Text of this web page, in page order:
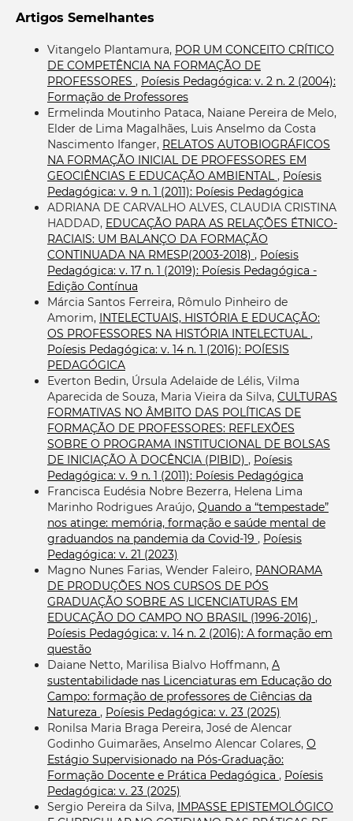
Artigos Semelhantes
Vitangelo Plantamura, POR UM CONCEITO CRÍTICO
DE COMPETÊNCIA NA FORMAÇÃO DE
PROFESSORES , Poíesis Pedagógica: v. 2 n. 2 (2004):
Formação de Professores
Ermelinda Moutinho Pataca, Naiane Pereira de Melo,
Elder de Lima Magalhães, Luis Anselmo da Costa
Nascimento Ifanger, RELATOS AUTOBIOGRÁFICOS
NA FORMAÇÃO INICIAL DE PROFESSORES EM
GEOCIÊNCIAS E EDUCAÇÃO AMBIENTAL, Poíesis
Pedagógica: v. 9 n. 1 (2011): Poíesis Pedagógica
ADRIANA DE CARVALHO ALVES, CLAUDIA CRISTINA
HADDAD, EDUCAÇÃO PARA AS RELAÇÕES ÉTNICO-
RACIAIS: UM BALANÇO DA FORMAÇÃO
CONTINUADA NA RMESP(2003-2018) , Poíesis
Pedagógica: v. 17 n. 1 (2019): Poíesis Pedagógica -
Edição Contínua
Márcia Santos Ferreira, Rômulo Pinheiro de
Amorim, INTELECTUAIS, HISTÓRIA E EDUCAÇÃO:
OS PROFESSORES NA HISTÓRIA INTELECTUAL,
Poíesis Pedagógica: v. 14 n. 1 (2016): POÍESIS
PEDAGÓGICA
Everton Bedin, Úrsula Adelaide de Lélis, Vilma
Aparecida de Souza, Maria Vieira da Silva, CULTURAS
FORMATIVAS NO ÂMBITO DAS POLÍTICAS DE
FORMAÇÃO DE PROFESSORES: REFLEXÕES
SOBRE O PROGRAMA INSTITUCIONAL DE BOLSAS
DE INICIAÇÃO À DOCÊNCIA (PIBID) , Poíesis
Pedagógica: v. 9 n. 1 (2011): Poíesis Pedagógica
Francisca Eudésia Nobre Bezerra, Helena Lima
Marinho Rodrigues Araújo, Quando a “tempestade”
nos atinge: memória, formação e saúde mental de
graduandos na pandemia da Covid-19 , Poíesis
Pedagógica: v. 21 (2023)
Magno Nunes Farias, Wender Faleiro, PANORAMA
DE PRODUÇÕES NOS CURSOS DE PÓS
GRADUAÇÃO SOBRE AS LICENCIATURAS EM
EDUCAÇÃO DO CAMPO NO BRASIL (1996-2016) ,
Poíesis Pedagógica: v. 14 n. 2 (2016): A formação em
questão
Daiane Netto, Marilisa Bialvo Hoffmann, A
sustentabilidade nas Licenciaturas em Educação do
Campo: formação de professores de Ciências da
Natureza , Poíesis Pedagógica: v. 23 (2025)
Ronilsa Maria Braga Pereira, José de Alencar
Godinho Guimarães, Anselmo Alencar Colares, O
Estágio Supervisionado na Pós-Graduação:
Formação Docente e Prática Pedagógica , Poíesis
Pedagógica: v. 23 (2025)
Sergio Pereira da Silva, IMPASSE EPISTEMOLÓGICO